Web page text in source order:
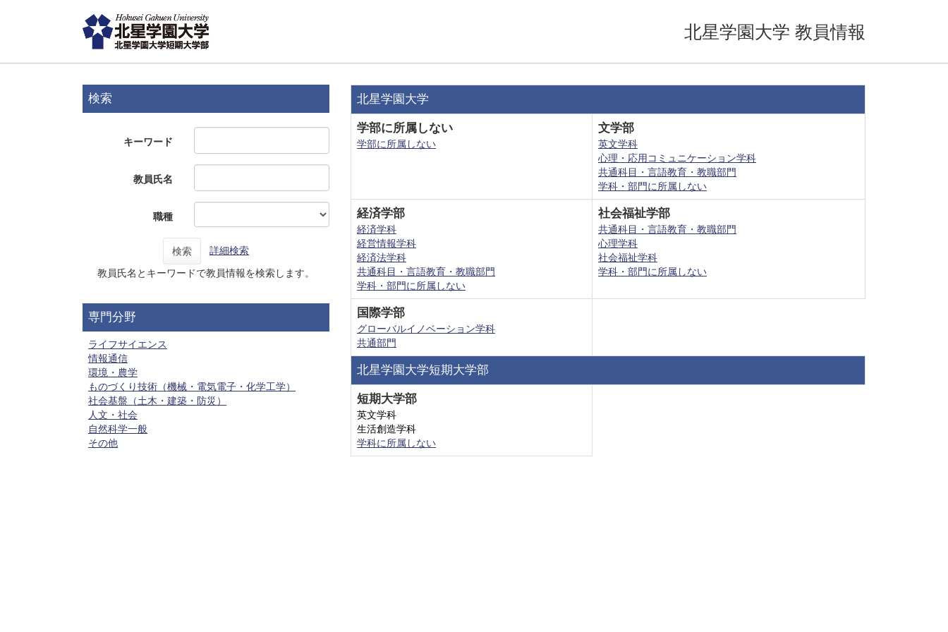
北星学園大学 教員情報
検索
キーワード
教員氏名
職種
検索 詳細検索
教員氏名とキーワードで教員情報を検索します。
専門分野
ライフサイエンス
情報通信
環境・農学
ものづくり技術（機械・電気電子・化学工学）
社会基盤（土木・建築・防災）
人文・社会
自然科学一般
その他
北星学園大学
学部に所属しない
学部に所属しない
文学部
英文学科
心理・応用コミュニケーション学科
共通科目・言語教育・教職部門
学科・部門に所属しない
経済学部
経済学科
経営情報学科
経済法学科
共通科目・言語教育・教職部門
学科・部門に所属しない
社会福祉学部
共通科目・言語教育・教職部門
心理学科
社会福祉学科
学科・部門に所属しない
国際学部
グローバルイノベーション学科
共通部門
北星学園大学短期大学部
短期大学部
英文学科
生活創造学科
学科に所属しない